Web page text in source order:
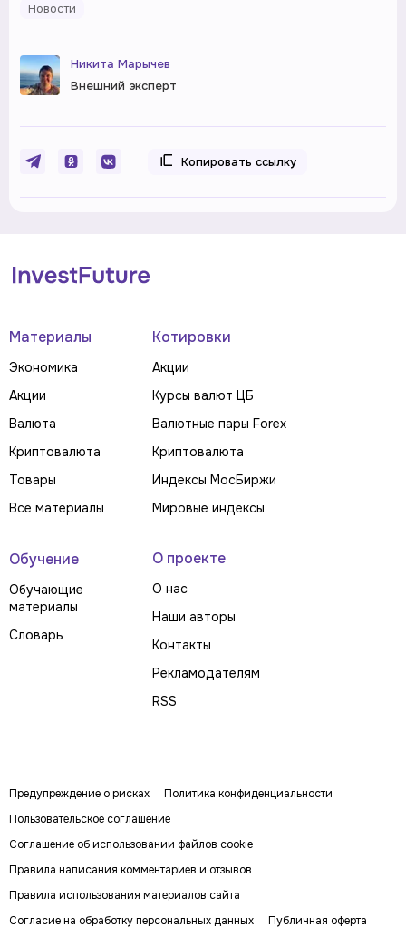
Новости
Никита Марычев
Внешний эксперт
Копировать ссылку
Материалы
Экономика
Акции
Валюта
Криптовалюта
Товары
Все материалы
Котировки
Акции
Курсы валют ЦБ
Валютные пары Forex
Криптовалюта
Индексы МосБиржи
Мировые индексы
Обучение
Обучающие
материалы
Словарь
О проекте
О нас
Наши авторы
Контакты
Рекламодателям
RSS
Предупреждение о рисках
Политика конфиденциальности
Пользовательское соглашение
Соглашение об использовании файлов cookie
Правила написания комментариев и отзывов
Правила использования материалов сайта
Согласие на обработку персональных данных
Публичная оферта